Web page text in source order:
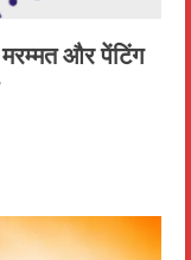
और पेंटिंग